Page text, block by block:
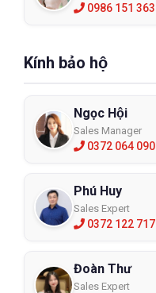
0986 151 363
Kính bảo hộ
Ngọc Hội
Sales Manager
0372 064 090
Phú Huy
Sales Expert
0372 122 717
Đoàn Thư
Sales Expert